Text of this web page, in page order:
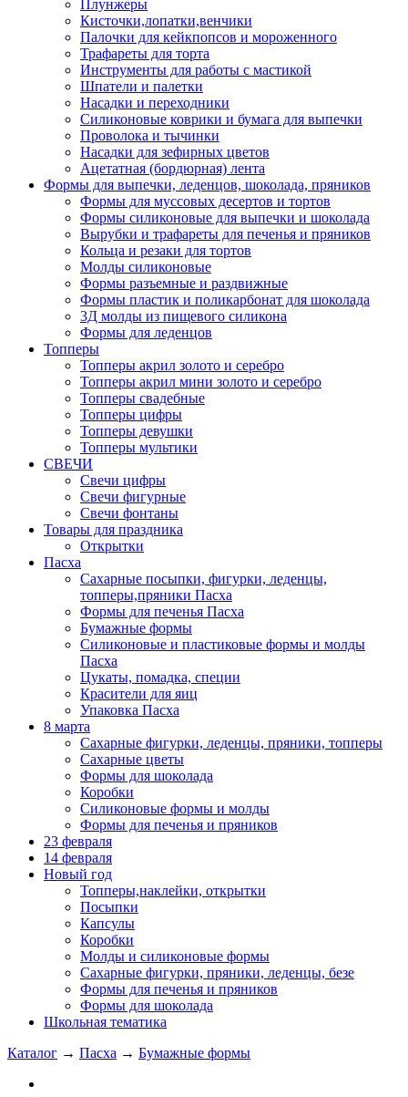
Плунжеры
Кисточки,лопатки,венчики
Палочки для кейкпопсов и мороженного
Трафареты для торта
Инструменты для работы с мастикой
Шпатели и палетки
Насадки и переходники
Силиконовые коврики и бумага для выпечки
Проволока и тычинки
Насадки для зефирных цветов
Ацетатная (бордюрная) лента
Формы для выпечки, леденцов, шоколада, пряников
Формы для муссовых десертов и тортов
Формы силиконовые для выпечки и шоколада
Вырубки и трафареты для печенья и пряников
Кольца и резаки для тортов
Молды силиконовые
Формы разъемные и раздвижные
Формы пластик и поликарбонат для шоколада
3Д молды из пищевого силикона
Формы для леденцов
Топперы
Топперы акрил золото и серебро
Топперы акрил мини золото и серебро
Топперы свадебные
Топперы цифры
Топперы девушки
Топперы мультики
СВЕЧИ
Свечи цифры
Свечи фигурные
Свечи фонтаны
Товары для праздника
Открытки
Пасха
Сахарные посыпки, фигурки, леденцы,
топперы,пряники Пасха
Формы для печенья Пасха
Бумажные формы
Силиконовые и пластиковые формы и молды
Пасха
Цукаты, помадка, специи
Красители для яиц
Упаковка Пасха
8 марта
Сахарные фигурки, леденцы, пряники, топперы
Сахарные цветы
Формы для шоколада
Коробки
Силиконовые формы и молды
Формы для печенья и пряников
23 февраля
14 февраля
Новый год
Топперы,наклейки, открытки
Посыпки
Капсулы
Коробки
Молды и силиконовые формы
Сахарные фигурки, пряники, леденцы, безе
Формы для печенья и пряников
Формы для шоколада
Школьная тематика
Каталог → Пасха → Бумажные формы